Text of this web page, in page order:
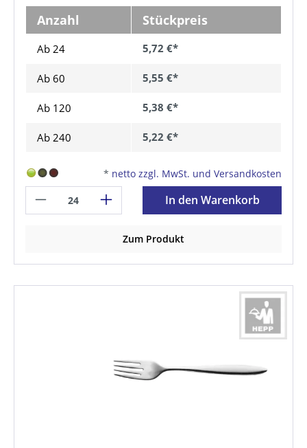
Anzahl Stückpreis
Ab 24 5,72 €*
Ab 60 5,55 €*
Ab 120 5,38 €*
Ab 240 5,22 €*
* netto zzgl. MwSt. und Versandkosten
In den Warenkorb
Zum Produkt